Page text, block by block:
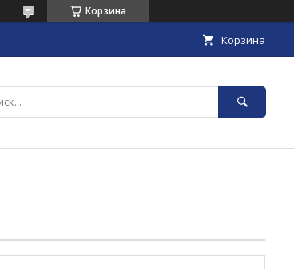
Корзина
Корзина